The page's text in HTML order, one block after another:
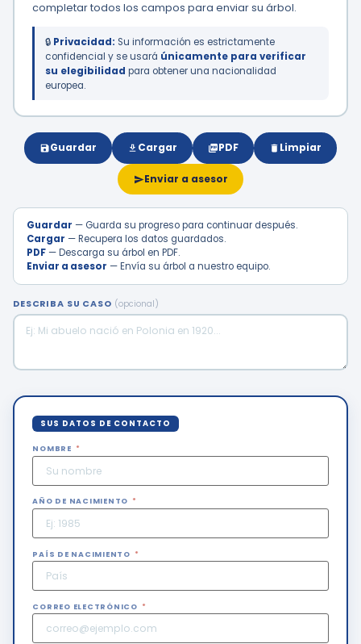
completar todos los campos para enviar su árbol.
🔒 Privacidad: Su información es estrictamente
confidencial y se usará únicamente para verificar
su elegibilidad para obtener una nacionalidad
europea.
Guardar Cargar PDF Limpiar
Enviar a asesor
Guardar — Guarda su progreso para continuar después.
Cargar — Recupera los datos guardados.
PDF— Descarga su árbol en PDF.
Enviar a asesor — Envía su árbol a nuestro equipo.
DESCRIBA SU CASO (opcional)
SUS DATOS DE CONTACTO
NOMBRE *
AÑO DE NACIMIENTO *
PAÍS DE NACIMIENTO *
CORREO ELECTRÓNICO *